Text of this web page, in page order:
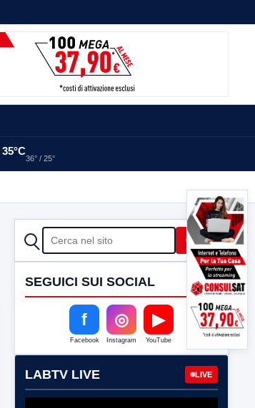
35°C
36° / 25°
CERCA Cerca
SEGUICI SUI SOCIAL
f
Facebook
◎
Instagram
▶
YouTube
LABTV LIVE LIVE